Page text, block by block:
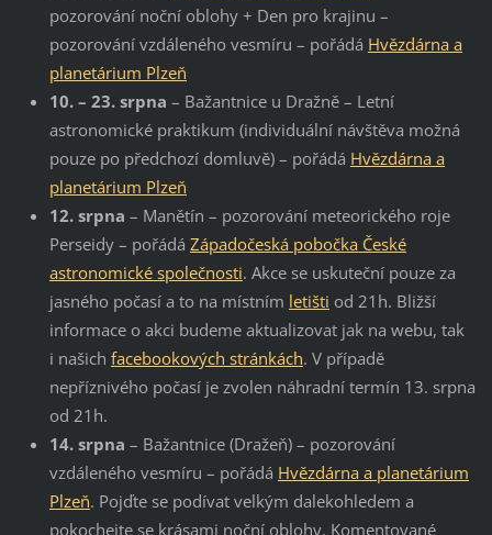
pozorování noční oblohy + Den pro krajinu –
pozorování vzdáleného vesmíru – pořádá Hvězdárna a
planetárium Plzeň
10. – 23. srpna – Bažantnice u Dražně – Letní
astronomické praktikum (individuální návštěva možná
pouze po předchozí domluvě) – pořádá Hvězdárna a
planetárium Plzeň
12. srpna – Manětín – pozorování meteorického roje
Perseidy – pořádá Západočeská pobočka České
astronomické společnosti. Akce se uskuteční pouze za
jasného počasí a to na místním letišti od 21h. Bližší
informace o akci budeme aktualizovat jak na webu, tak
i našich facebookových stránkách. V případě
nepříznivého počasí je zvolen náhradní termín 13. srpna
od 21h.
14. srpna – Bažantnice (Dražeň) – pozorování
vzdáleného vesmíru – pořádá Hvězdárna a planetárium
Plzeň. Pojďte se podívat velkým dalekohledem a
pokochejte se krásami noční oblohy. Komentované